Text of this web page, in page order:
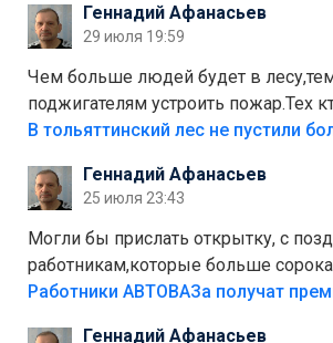
лежала в парке и испортилась.Да
украли.
Геннадий Афанасьев
29 июля 19:59
Чем больше людей будет в
поджигателям устроить пожар.Тех
костры,тех надо безбожно
Штрафы мизерные.
Геннадий Афанасьев
25 июля 23:43
Могли бы прислать открытку, с
работникам,которые больше сорока
на предприятии.
Работники АВТОВАЗа получат
Геннадий Афанасьев